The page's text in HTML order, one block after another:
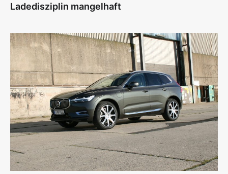
Ladedisziplin mangelhaft